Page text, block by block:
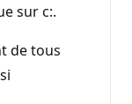
sur c:.
de tous